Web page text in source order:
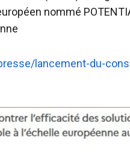
nommé
lancement-du-